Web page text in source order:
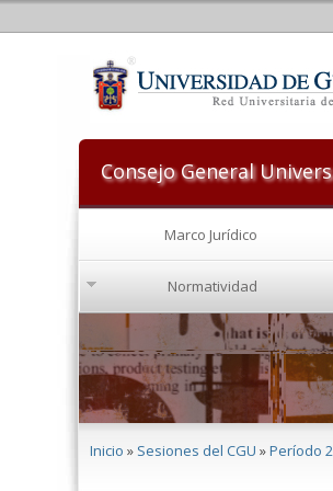
Consejo General
Marco Jurídico
Normatividad
Inicio » Sesiones del CGU »Período